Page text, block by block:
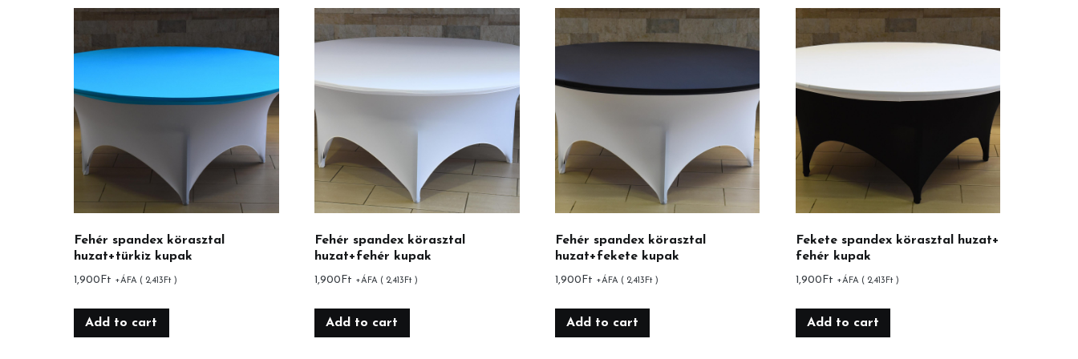
Fehér spandex körasztal
huzat+türkiz kupak
1,900 Ft +ÁFA ( 2,413 Ft )
Add to cart
Fehér spandex körasztal
huzat+fehér kupak
1,900 Ft +ÁFA ( 2,413 Ft)
Add to cart
Fehér spandex körasztal
huzat+fekete kupak
1,900 Ft +ÁFA ( 2,413 Ft)
Add to cart
Fekete spandex körasztal huzat+
fehér kupak
1,900 Ft +ÁFA ( 2,413 Ft)
Add to cart